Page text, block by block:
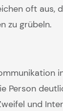
oft aus,
zu grübeln.
Person
und